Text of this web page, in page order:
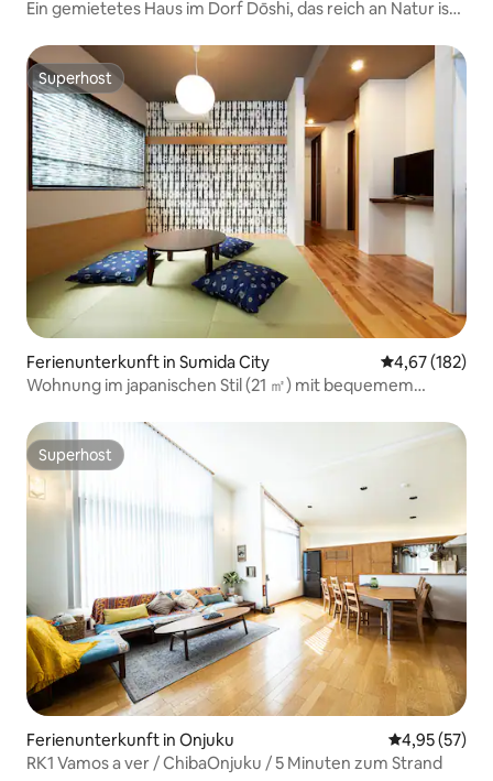
Ein gemietetes Haus im Dorf Dōshi, das reich an Natur ist,
komfortablen Alltag!
Superhost
Superhost
Ferienunterkunft in Sumida City
4,67 (182)
Wohnung im japanischen Stil (21 ㎡) mit bequemem
Superhost
Superhost
Ferienunterkunft in Onjuku
4,95 (57)
RK1 Vamos a ver / ChibaOnjuku / 5 Minuten zum Strand